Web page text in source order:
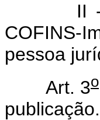
II - da
COFINS-
pessoa
Art. 3o
publicação.